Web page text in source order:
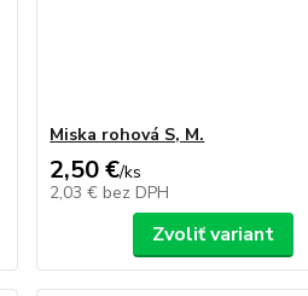
Miska rohová S, M.
2,50 €/ks
2,03 € bez DPH
Zvoliť variant